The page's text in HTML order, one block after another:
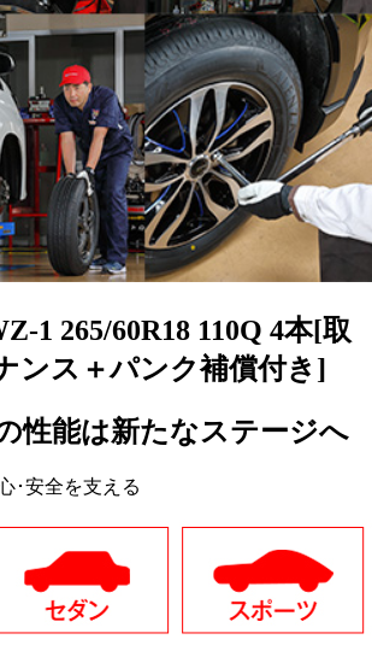
1 265/60R18 110Q 4本[取
ンス＋パンク補償付き]
性能は新たなステージへ
･安全を支える